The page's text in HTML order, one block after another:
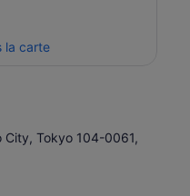
la carte
City, Tokyo 104-0061,